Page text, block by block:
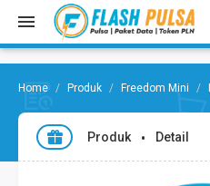
Produk Freedom Mini
Produk Detail